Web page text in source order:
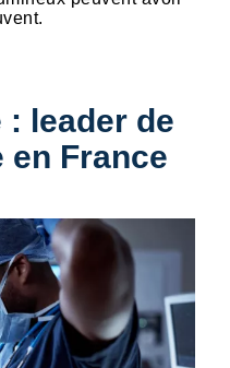
: leader de
en France